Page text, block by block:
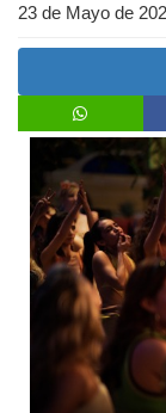
23 de Mayo de